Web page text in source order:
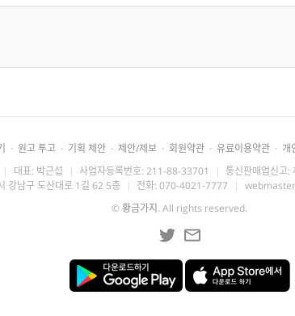
· 원고 투고 · 기획 제안 · 제안/제보 · 회원약관 · 유료이용약관 · 개
| 대표: 박근섭 | 사업자등록번호: 211-88-33701 | 통신판매업신고
강남구 도산대로 1길 62 5층 | 전화: 070-4021-7777 |
©황금가지 . All rights reserved.